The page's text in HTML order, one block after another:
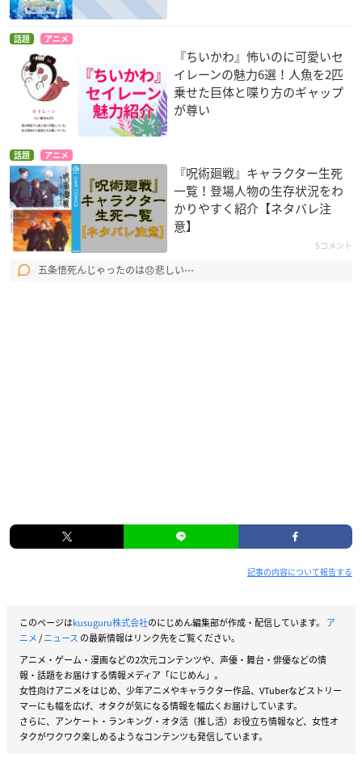
話題 アニメ
『ちいかわ』怖いのに可愛いセ
イレーンの魅力6選！人魚を2匹
乗せた巨体と喋り方のギャップ
が尊い
話題 アニメ
『呪術廻戦』キャラクター生死
一覧！登場人物の生存状況をわ
かりやすく紹介【ネタバレ注
意】
5コメント
五条悟死んじゃったのは😞悲しい⋯
記事の内容について報告する
このページはkusuguru株式会社のにじめん編集部が作成・配信しています。 ア
ニメ/ニュース の最新情報はリンク先をご覧ください。
アニメ・ゲーム・漫画などの2次元コンテンツや、声優・舞台・俳優などの情
報・話題をお届けする情報メディア「にじめん」。
女性向けアニメをはじめ、少年アニメやキャラクター作品、VTuberなどストリー
マーにも幅を広げ、オタクが気になる情報を幅広くお届けしています。
さらに、アンケート・ランキング・オタ活（推し活）お役立ち情報など、女性オ
タクがワクワク楽しめるようなコンテンツも発信しています。